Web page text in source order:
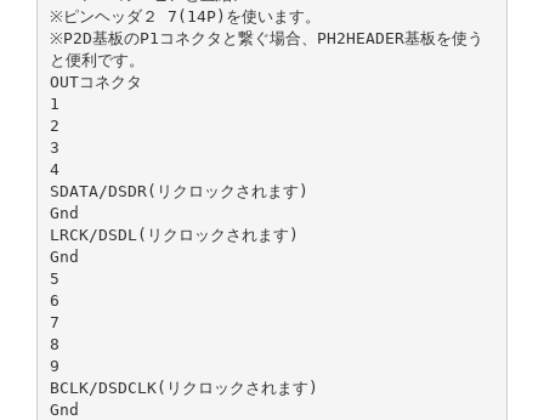
※ピンヘッダ２ 7(14P)を使います。
※P2D基板のP1コネクタと繋ぐ場合、PH2HEADER基板を使う
と便利です。
OUTコネクタ
1
2
3
4
SDATA/DSDR(リクロックされます)
Gnd
LRCK/DSDL(リクロックされます)
Gnd
5
6
7
8
9
BCLK/DSDCLK(リクロックされます)
Gnd